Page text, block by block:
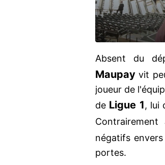
Absent du
Maupay vit
joueur de
de Ligue 1, lui
négatifs envers
portes.